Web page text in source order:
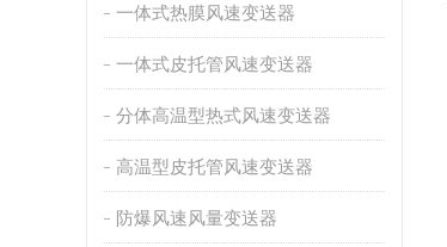
一体式热膜风速变送器
一体式皮托管风速变送器
分体高温型热式风速变送器
高温型皮托管风速变送器
防爆风速风量变送器